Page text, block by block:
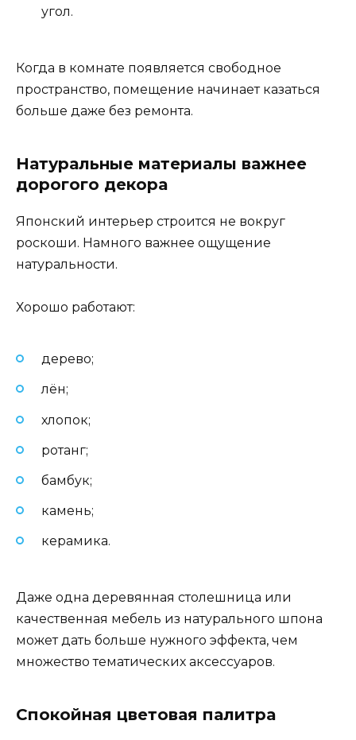
угол.
Когда в комнате появляется свободное
пространство, помещение начинает казаться
больше даже без ремонта.
Натуральные материалы важнее
дорогого декора
Японский интерьер строится не вокруг
роскоши. Намного важнее ощущение
натуральности.
Хорошо работают:
дерево;
лён;
хлопок;
ротанг;
бамбук;
камень;
керамика.
Даже одна деревянная столешница или
качественная мебель из натурального шпона
может дать больше нужного эффекта, чем
множество тематических аксессуаров.
Спокойная цветовая палитра